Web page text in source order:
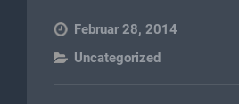
Februar 28, 2014
Uncategorized